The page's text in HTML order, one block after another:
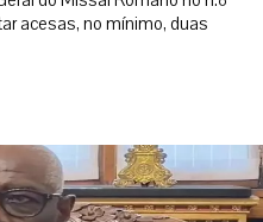
acesas, no mínimo, duas